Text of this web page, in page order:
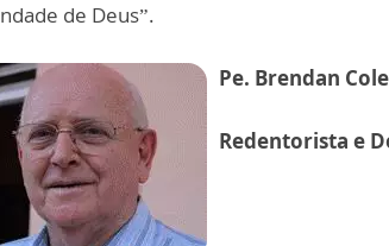
de Deus”.
Pe. Brendan
Redentorista e